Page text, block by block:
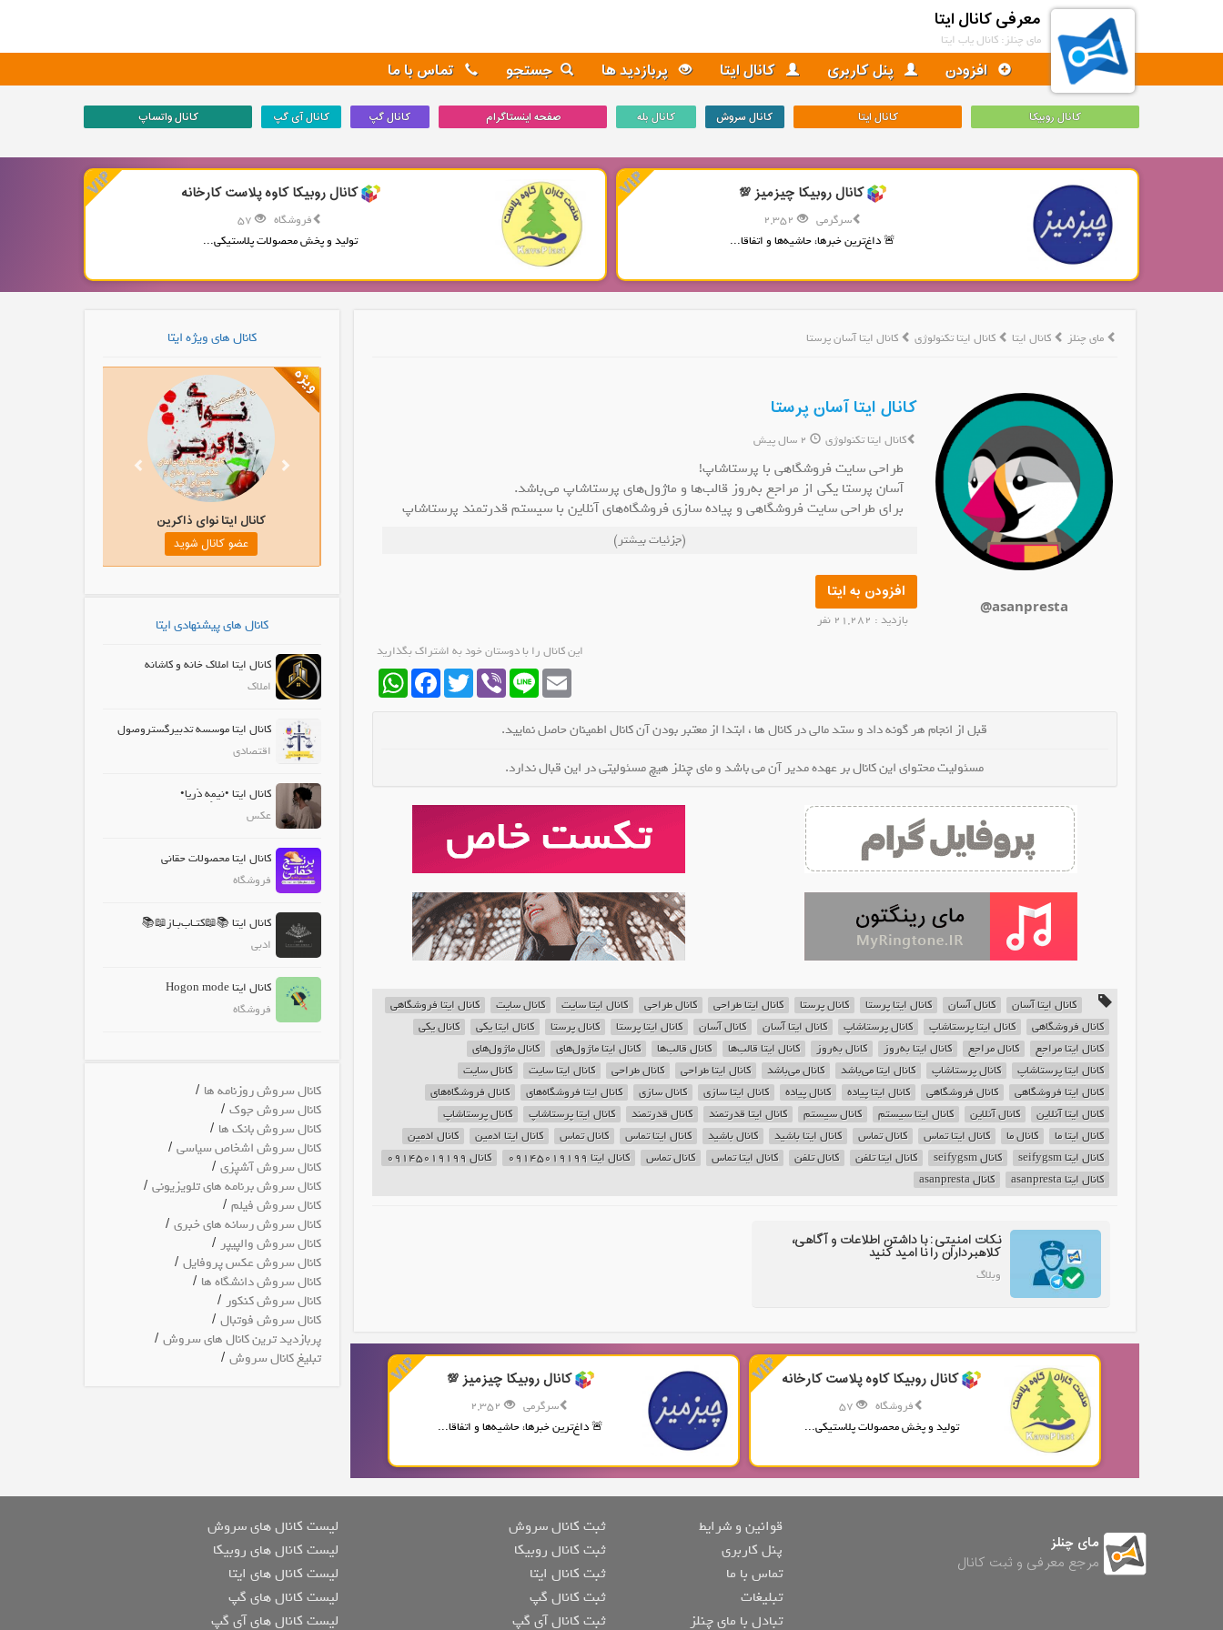
معرفی کانال ایتا
مای چنلز: کانال یاب ایتا
افزودن پنل کاربری کانال ایتا پربازدید ها جستجو تماس با ما
کانال روبیکا کانال ایتا کانال سروش کانال بله صفحه اینستاگرام کانال گپ کانال آی گپ کانال واتساپ
کانال روبیکا چیزمیز 💯
سرگرمی
🚨 داغ‌ترین خبرها، حاشیه‌ها و اتفاقا...
کانال روبیکا کاوه پلاست کارخانه
فروشگاه
57
تولید و پخش محصولات پلاستیکی...
مای چنلز کانال ایتا کانال ایتا تکنولوژی کانال ایتا آسان پرستا
@asanpresta
کانال ایتا آسان پرستا
کانال ایتا تکنولوژی
طراحی سایت فروشگاهی با پرستاشاپ!
آسان پرستا یکی از مراجع به‌روز قالب‌‌ها و ماژول‌های پرستاشاپ می‌باشد.
برای طراحی سایت فروشگاهی و پیاده سازی فروشگاه‌های آنلاین با سیستم قدرتمند پرستاشاپ
تلفن تماس:
09145019199
(جزئیات بیشتر)
افزودن به ایتا
بازدید : 21,282 نفر
این کانال را با دوستان خود به اشتراک بگذارید
WhatsAppFacebookTwitter Viber Line Email
قبل از انجام هر گونه داد و ستد مالی در کانال ها ، ابتدا از معتبر بودن آن کانال اطمینان حاصل نمایید.
مسئولیت محتوای این کانال بر عهده مدیر آن می باشد و مای چنلز هیچ مسئولیتی در این قبال ندارد.
کانال ایتا آسان کانال آسان کانال ایتا پرستا کانال پرستا کانال ایتا طراحی کانال طراحی کانال ایتا سایت کانال سایت
کانال ایتا فروشگاهی
کانال فروشگاهی
کانال ایتا پرستاشاپ کانال پرستاشاپ کانال ایتا آسان کانال آسان کانال ایتا پرستا کانال پرستا کانال ایتا یکی
کانال یکی
کانال ایتا مراجع
کانال مراجع کانال ایتا به‌روز کانال به‌روز کانال ایتا قالب‌‌ها کانال قالب‌‌ها کانال ایتا ماژول‌های
کانال ماژول‌های
کانال ایتا پرستاشاپ
کانال پرستاشاپ کانال ایتا می‌باشد کانال می‌باشد کانال ایتا طراحی کانال طراحی کانال ایتا سایت
کانال سایت
کانال ایتا فروشگاهی
کانال فروشگاهی کانال ایتا پیاده کانال پیاده کانال ایتا سازی کانال سازی کانال ایتا فروشگاه‌های
کانال فروشگاه‌های
کانال ایتا آنلاین
کانال آنلاین کانال ایتا سیستم کانال سیستم کانال ایتا قدرتمند کانال قدرتمند کانال ایتا پرستاشاپ
کانال پرستاشاپ
کانال ایتا ما
کانال ما کانال ایتا تماس کانال تماس کانال ایتا باشید کانال باشید کانال ایتا تماس کانال تماس کانال ایتا ادمین
کانال ادمین
کانال ایتا seifygsm
کانال seifygsm کانال ایتا تلفن کانال تلفن کانال ایتا تماس کانال تماس کانال ایتا 09145019199
کانال 09145019199
کانال ایتا asanpresta
کانال asanpresta
نکات امنیتی: با داشتن اطلاعات و آگاهی،
کلاهبرداران را نا امید کنید
وبلاگ
کانال روبیکا کاوه پلاست کارخانه
فروشگاه
تولید و پخش محصولات پلاستیکی...
کانال روبیکا چیزمیز 💯
سرگرمی
2,352
🚨 داغ‌ترین خبرها، حاشیه‌ها و اتفاقا...
کانال های ویژه ایتا
کانال ایتا نوای ذاکرین کانال ایتا صفر تا صد عربی کانال ایتا کلبه شعر کانال ایتا امام زمان (عج) کانال ایتا قرآن و احادیث
عضو کانال شوید
کانال های پیشنهادی ایتا
کانال ایتا املاک خانه و کاشانه
املاک
کانال ایتا موسسه تدبیرگستروصول
اقتصادی
کانال ایتا •نیمِه دَریا•
عکس
کانال ایتا محصولات حقانی
فروشگاه
کانال ایتا 📚📖کتـاب‌بـاز📖📚
ادبی
کانال ایتا Hogon mode
فروشگاه
کانال سروش روزنامه ها /
کانال سروش جوک/
کانال سروش بانک ها /
کانال سروش اشخاص سیاسی/
کانال سروش آشپزی/
کانال سروش برنامه های تلویزیونی/
کانال سروش فیلم/
کانال سروش رسانه های خبری/
کانال سروش والپیپر/
کانال سروش عکس پروفایل/
کانال سروش دانشگاه ها /
کانال سروش کنکور/
کانال سروش فوتبال/
پربازدید ترین کانال های سروش/
تبلیغ کانال سروش/
مای چنلز
مرجع معرفی و ثبت کانال
قوانین و شرایط
پنل کاربری
تماس با ما
تبلیغات
تبادل با مای چنلز
ثبت کانال سروش
ثبت کانال روبیکا
ثبت کانال ایتا
ثبت کانال گپ
ثبت کانال آی گپ
لیست کانال های سروش
لیست کانال های روبیکا
لیست کانال های ایتا
لیست کانال های گپ
لیست کانال های آی گپ